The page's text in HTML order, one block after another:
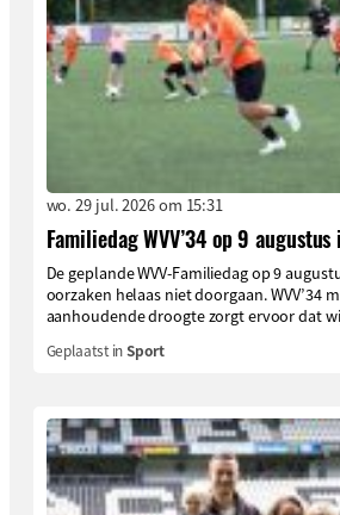
wo. 29 jul. 2026 om 15:31
Familiedag WVV’34 op 9
De geplande WVV-Familiedag op 9
oorzaken helaas niet doorgaan. WVV’34
aanhoudende droogte zorgt ervoor dat
Geplaatst inSport